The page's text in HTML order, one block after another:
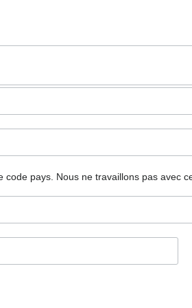
code pays. Nous ne travaillons pas avec